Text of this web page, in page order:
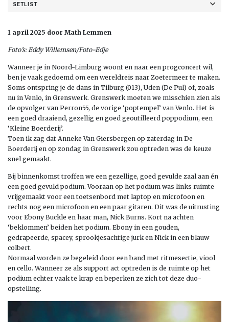
SETLIST
1 april 2025 door Math Lemmen
Foto’s: Eddy Willemsen/Foto-Edje
Wanneer je in Noord-Limburg woont en naar een progconcert wil,
ben je vaak gedoemd om een wereldreis naar Zoetermeer te maken.
Soms ontspring je de dans in Tilburg (013), Uden (De Pul) of, zoals
nu in Venlo, in Grenswerk. Grenswerk moeten we misschien zien als
de opvolger van Perron55, de vorige ‘poptempel’ van Venlo. Het is
een goed draaiend, gezellig en goed geoutilleerd poppodium, een
‘Kleine Boerderij’.
Toen ik zag dat Anneke Van Giersbergen op zaterdag in De
Boerderij en op zondag in Grenswerk zou optreden was de keuze
snel gemaakt.
Bij binnenkomst troffen we een gezellige, goed gevulde zaal aan én
een goed gevuld podium. Vooraan op het podium was links ruimte
vrijgemaakt voor een toetsenbord met laptop en microfoon en
rechts nog een microfoon en een paar gitaren. Dit was de uitrusting
voor Ebony Buckle en haar man, Nick Burns. Kort na achten
‘beklommen’ beiden het podium. Ebony in een gouden,
gedrapeerde, spacey, sprookjesachtige jurk en Nick in een blauw
colbert.
Normaal worden ze begeleid door een band met ritmesectie, viool
en cello. Wanneer ze als support act optreden is de ruimte op het
podium echter vaak te krap en beperken ze zich tot deze duo-
opstelling.